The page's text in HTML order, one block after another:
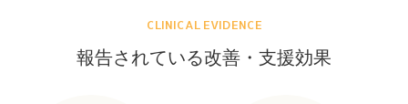
CLINICAL EVIDENCE
報告されている改善・支援効果